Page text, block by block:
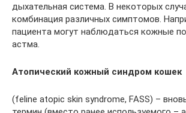
дыхательная система. В некоторых
комбинация различных симптомов.
пациента могут наблюдаться кожные
астма.
Атопический кожный синдром кошек
(feline atopic skin syndrome, FASS) –